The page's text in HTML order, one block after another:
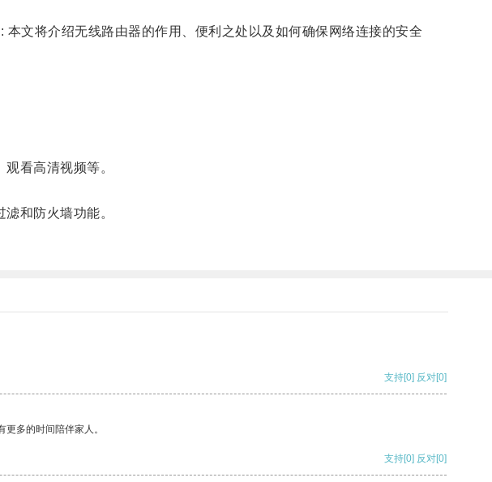
文将介绍无线路由器的作用、便利之处以及如何确保网络连接的安全
看高清视频等。
和防火墙功能。
支持[0] 反对[0]
多的时间陪伴家人。
支持[0] 反对[0]